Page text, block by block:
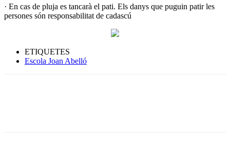
· En cas de pluja es tancarà el pati. Els danys que puguin patir les
persones són responsabilitat de cadascú
ETIQUETES
Escola Joan Abelló